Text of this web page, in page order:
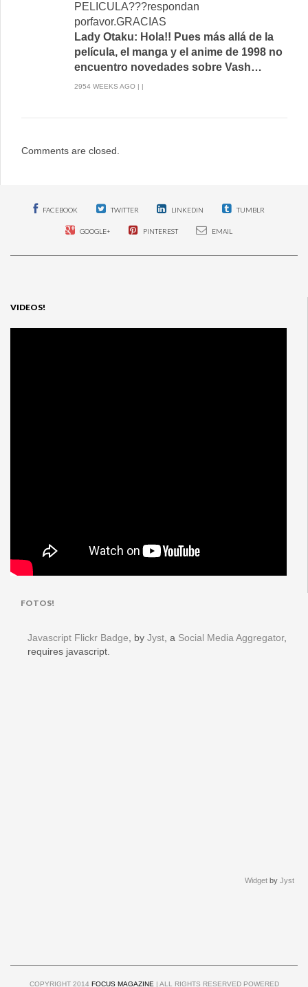
PELICULA???respondan
porfavor.GRACIAS
Lady Otaku: Hola!! Pues más allá de la
película, el manga y el anime de 1998 no
encuentro novedades sobre Vash…
2954 WEEKS AGO | |
Comments are closed.
FACEBOOK TWITTER LINKEDIN TUMBLR
GOOGLE+ PINTEREST EMAIL
VIDEOS!
FOTOS!
Javascript Flickr Badge , by Jyst , a Social Media Aggregator,
requires javascript.
Widget by Jyst
COPYRIGHT 2014 FOCUS MAGAZINE | ALL RIGHTS RESERVED POWERED